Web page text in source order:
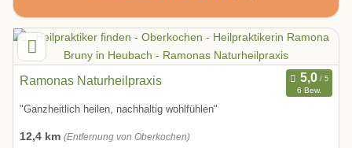
Ramonas Naturheilpraxis
6 Bew.
"Ganzheitlich heilen, nachhaltig wohlfühlen"
12,4 km (Entfernung von Oberkochen)